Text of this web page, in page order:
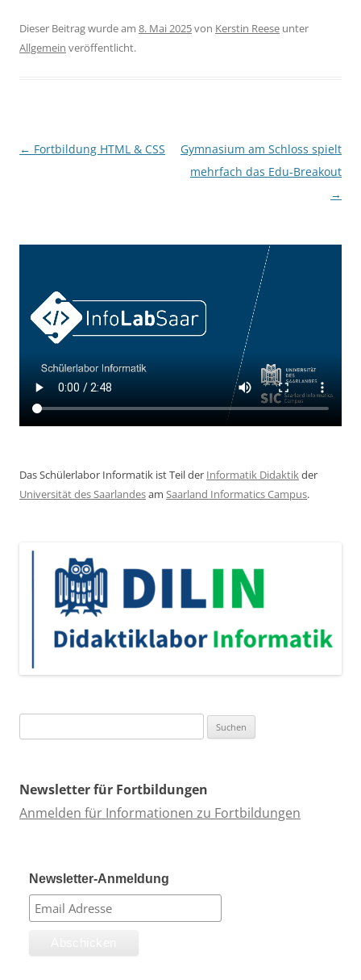
Dieser Beitrag wurde am 8. Mai 2025von Kerstin Reese unter
Allgemein veröffentlicht.
Beitragsnavigation
← Fortbildung HTML & CSS
Gymnasium am Schloss spielt
mehrfach das Edu-Breakout
→
Das Schülerlabor Informatik ist Teil der Informatik Didaktikder
Universität des Saarlandesam Saarland Informatics Campus.
nach:
Newsletter für Fortbildungen
Anmelden für Informationen zu Fortbildungen
Newsletter-Anmeldung